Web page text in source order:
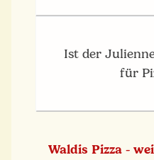
Ist der
für
Waldis Pizza -